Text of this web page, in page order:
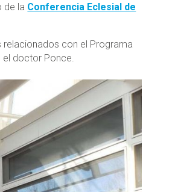
de la Conferencia Eclesial de
con el Programa
el doctor Ponce.